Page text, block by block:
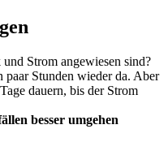
Strom angewiesen sind?
paar Stunden wieder da. Aber
dauern, bis der Strom
besser umgehen